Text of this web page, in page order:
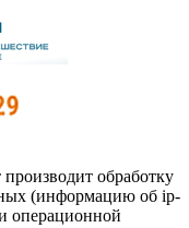
обработку
(информацию об ip-
операционной